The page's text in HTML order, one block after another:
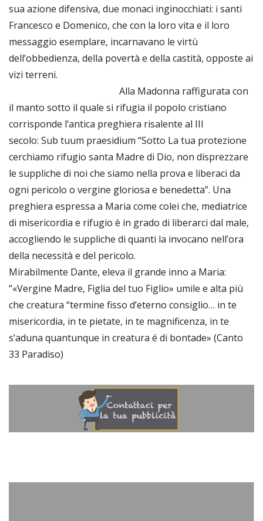
sua azione difensiva, due monaci inginocchiati: i santi
Francesco e Domenico, che con la loro vita e il loro
messaggio esemplare, incarnavano le virtù
dell’obbedienza, della povertà e della castità, opposte ai
vizi terreni.
Alla Madonna raffigurata con
il manto sotto il quale si rifugia il popolo cristiano
corrisponde l’antica preghiera risalente al III
secolo: Sub tuum praesidium “Sotto La tua protezione
cerchiamo rifugio santa Madre di Dio, non disprezzare
le suppliche di noi che siamo nella prova e liberaci da
ogni pericolo o vergine gloriosa e benedetta”. Una
preghiera espressa a Maria come colei che, mediatrice
di misericordia e rifugio è in grado di liberarci dal male,
accogliendo le suppliche di quanti la invocano nell’ora
della necessità e del pericolo.
Mirabilmente Dante, eleva il grande inno a Maria:
“«Vergine Madre, Figlia del tuo Figlio» umile e alta più
che creatura “termine fisso d’eterno consiglio… in te
misericordia, in te pietate, in te magnificenza, in te
s’aduna quantunque in creatura é di bontade» (Canto
33 Paradiso)